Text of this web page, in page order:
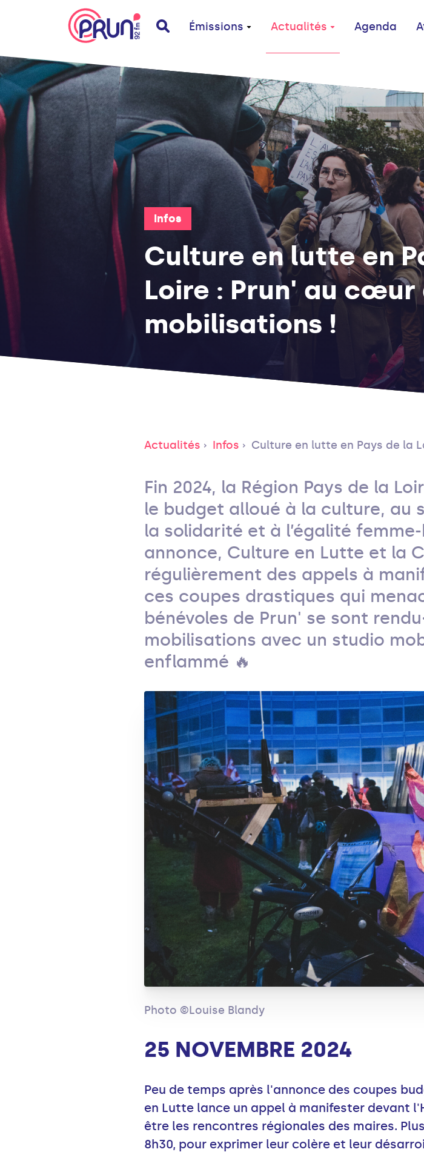
Émissions Actualités Agenda
Infos
Culture en lutte en
Loire : Prun' au cœur
mobilisations !
Actualités Infos Culture en lutte en Pays de la
Fin 2024, la Région Pays de la
le budget alloué à la culture, au
la solidarité et à l’égalité
annonce, Culture en Lutte et la
régulièrement des appels à
ces coupes drastiques qui
bénévoles de Prun' se sont
mobilisations avec un studio
enflammé 🔥
Photo ©Louise Blandy
25 NOVEMBRE 2024
Peu de temps après l'annonce des coupes
en Lutte lance un appel à manifester devant
être les rencontres régionales des maires.
8h30, pour exprimer leur colère et leur